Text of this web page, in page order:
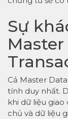
Sự
Cả Master
tính duy nhất.
khi dữ liệu giao
chủ và dữ liệu